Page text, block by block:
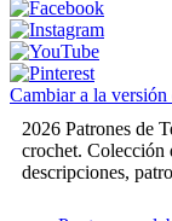
Cambiar a la
2026 Patrones de
crochet. Colección
descripciones,